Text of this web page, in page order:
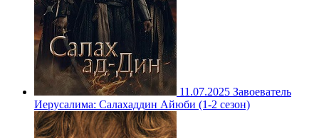
11.07.2025 Завоеватель
Иерусалима: Салахаддин Айюби (1-2 сезон)